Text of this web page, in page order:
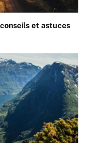
et astuces